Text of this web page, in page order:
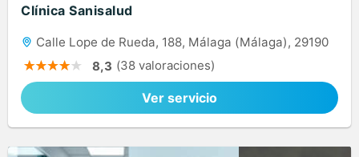
Clínica Sanisalud
Calle Lope de Rueda, 188, Málaga (Málaga), 29190
8,3 (38 valoraciones)
Ver servicio